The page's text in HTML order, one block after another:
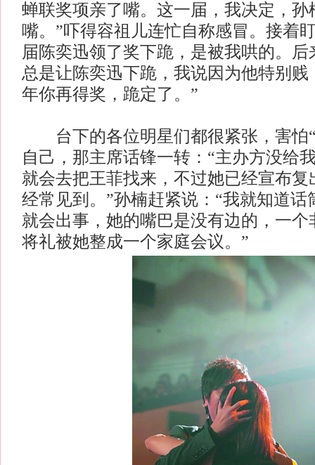
蝉联奖项亲了嘴。这一届，我决定，孙
嘴。”吓得容祖儿连忙自称感冒。接着
届陈奕迅领了奖下跪，是被我哄的。
总是让陈奕迅下跪，我说因为他特别贱
年你再得奖，跪定了。”
台下的各位明星们都很紧张，害怕“
自己，那主席话锋一转：“主办方没给
就会去把王菲找来，不过她已经宣布复
经常见到。”孙楠赶紧说：“我就知道话
就会出事，她的嘴巴是没有边的，一个
将礼被她整成一个家庭会议。”